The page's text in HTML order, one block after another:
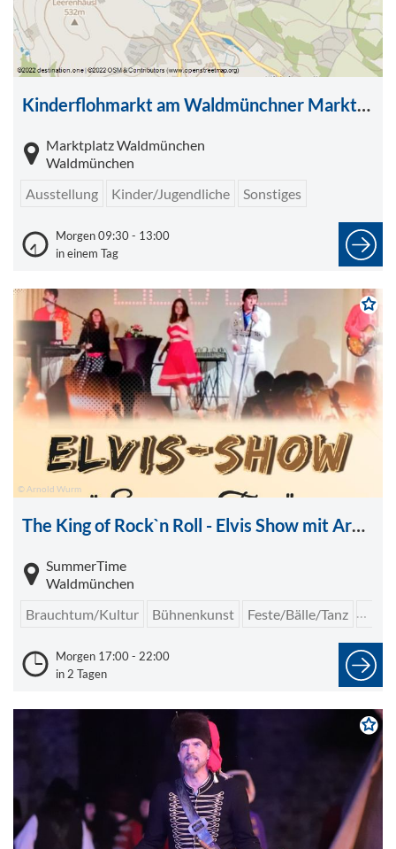
Kinderflohmarkt am Waldmünchner Marktplatz
Marktplatz Waldmünchen
Waldmünchen
Ausstellung
Kinder/Jugendliche Sonstiges
Morgen 09:30 - 13:00
in einem Tag
© Arnold Wurm
The King of Rock`n Roll - Elvis Show mit Arnold Wurm
SummerTime
Waldmünchen
Brauchtum/Kultur
Bühnenkunst Feste/Bälle/Tanz Party
Morgen 17:00 - 22:00
in 2 Tagen